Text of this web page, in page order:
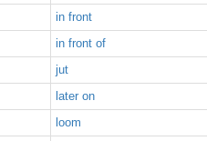
in front
in front of
jut
later on
loom